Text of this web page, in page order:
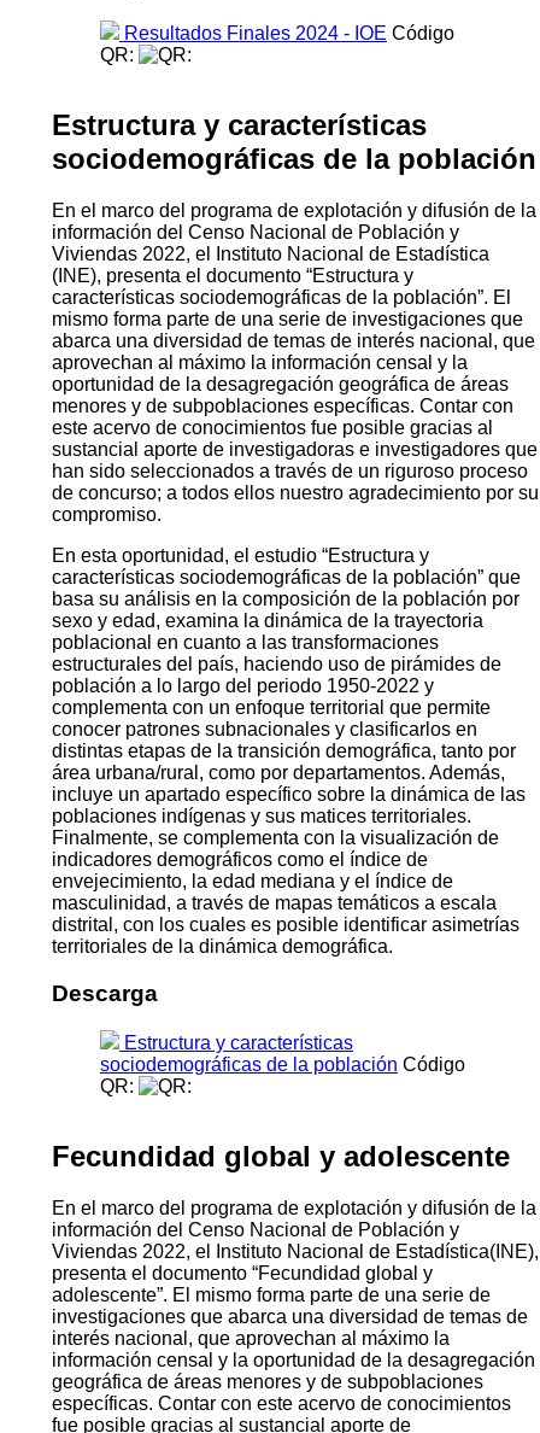
Resultados Finales 2024 - IOE Código
QR:
Estructura y características
sociodemográficas de la población
En el marco del programa de explotación y difusión de la
información del Censo Nacional de Población y
Viviendas 2022, el Instituto Nacional de Estadística
(INE), presenta el documento “Estructura y
características sociodemográficas de la población”. El
mismo forma parte de una serie de investigaciones que
abarca una diversidad de temas de interés nacional, que
aprovechan al máximo la información censal y la
oportunidad de la desagregación geográfica de áreas
menores y de subpoblaciones específicas. Contar con
este acervo de conocimientos fue posible gracias al
sustancial aporte de investigadoras e investigadores que
han sido seleccionados a través de un riguroso proceso
de concurso; a todos ellos nuestro agradecimiento por su
compromiso.
En esta oportunidad, el estudio “Estructura y
características sociodemográficas de la población” que
basa su análisis en la composición de la población por
sexo y edad, examina la dinámica de la trayectoria
poblacional en cuanto a las transformaciones
estructurales del país, haciendo uso de pirámides de
población a lo largo del periodo 1950-2022 y
complementa con un enfoque territorial que permite
conocer patrones subnacionales y clasificarlos en
distintas etapas de la transición demográfica, tanto por
área urbana/rural, como por departamentos. Además,
incluye un apartado específico sobre la dinámica de las
poblaciones indígenas y sus matices territoriales.
Finalmente, se complementa con la visualización de
indicadores demográficos como el índice de
envejecimiento, la edad mediana y el índice de
masculinidad, a través de mapas temáticos a escala
distrital, con los cuales es posible identificar asimetrías
territoriales de la dinámica demográfica.
Descarga
Estructura y características
sociodemográficas de la población Código
QR:
Fecundidad global y adolescente
En el marco del programa de explotación y difusión de la
información del Censo Nacional de Población y
Viviendas 2022, el Instituto Nacional de Estadística(INE),
presenta el documento “Fecundidad global y
adolescente”. El mismo forma parte de una serie de
investigaciones que abarca una diversidad de temas de
interés nacional, que aprovechan al máximo la
información censal y la oportunidad de la desagregación
geográfica de áreas menores y de subpoblaciones
específicas. Contar con este acervo de conocimientos
fue posible gracias al sustancial aporte de